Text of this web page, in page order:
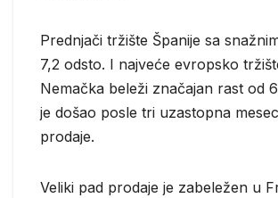
Prednjači tržište Španije sa
7,2 odsto. I najveće evropsko
Nemačka beleži značajan rast od
je došao posle tri uzastopna
prodaje.
Veliki pad prodaje je zabeležen u